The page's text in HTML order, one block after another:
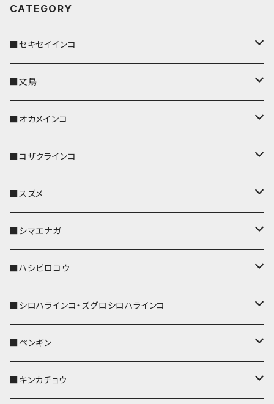
ェック アップル
きせいいんこ A
リーズ9 SE202
応
CATEGORY
■セキセイインコ
キーカバー
キーホルダー
パスケース
リール付きストラップ
リールのみ
ストラップ付
IDカードホルダー
キーケース
名刺入れ・カードケース
コインケース
メガネケース
■文鳥
キーカバー
キーホルダー
パスケース
リール付きストラップ
リールのみ
ストラップ付
キーケース
名刺入れ・カードケース
メガネケース
IDカードホルダー
■オカメインコ
キーカバー
キーホルダー
パスケース
IDカードホルダー
リール付きストラップ
リールのみ
ストラップ付
キーケース
名刺入れ・カードケース
■コザクラインコ
キーカバー
キーホルダー
パスケース
リール付きストラップ
リールのみ
ストラップ付
メガネケース
コインケース
■スズメ
キーカバー
キーホルダー
パスケース
リール付きストラップ
リールのみ
IDカードホルダー
■シマエナガ
キーカバー
キーホルダー
パスケース
IDカードホルダー
■ハシビロコウ
キーカバー
キーホルダー
リール付きストラップ
■シロハラインコ・ズグロシロハラインコ
キーカバー
キーホルダー
■ペンギン
キーカバー
■キンカチョウ